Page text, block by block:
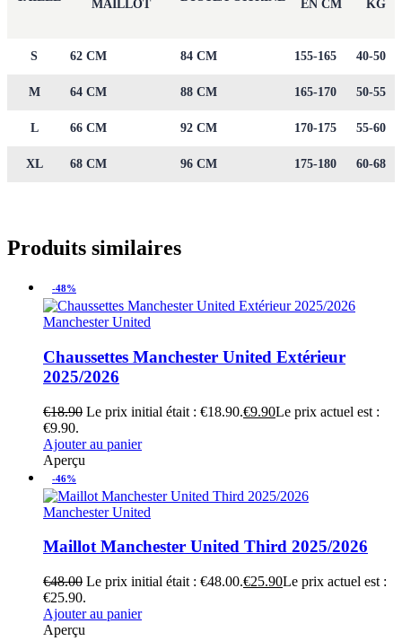
MAILLOT EN CM KG
S 62 CM 84 CM 155-165 40-50
M 64 CM 88 CM 165-170 50-55
L 66 CM 92 CM 170-175 55-60
XL 68 CM 96 CM 175-180 60-68
Produits similaires
-48%
Manchester United
Chaussettes Manchester United Extérieur
2025/2026
€18.90 Le prix initial était : €18.90.€9.90Le prix actuel est :
€9.90.
Ajouter au panier
Aperçu
-46%
Manchester United
Maillot Manchester United Third 2025/2026
€48.00 Le prix initial était : €48.00.€25.90Le prix actuel est :
€25.90.
Ajouter au panier
Aperçu